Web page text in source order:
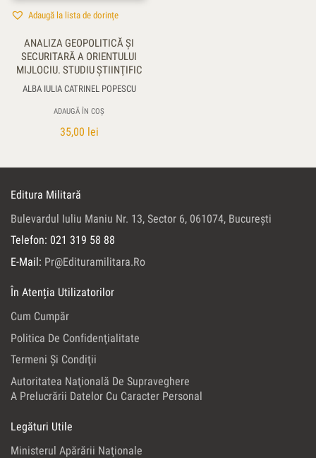
Adaugă la lista de dorințe
ANALIZA GEOPOLITICĂ ŞI
SECURITARĂ A ORIENTULUI
MIJLOCIU. STUDIU ŞTIINŢIFIC
ALBA IULIA CATRINEL POPESCU
ADAUGĂ ÎN COȘ
35,00 lei
Editura Militară
Bulevardul Iuliu Maniu Nr. 13, Sector 6, 061074, Bucureşti
Telefon: 021 319 58 88
E-Mail: Pr@edituramilitara.ro
În Atenția Utilizatorilor
Cum Cumpăr
Politica De Confidenţialitate
Termeni Şi Condiţii
Autoritatea Naţională De Supraveghere
A Prelucrării Datelor Cu Caracter Personal
Legături Utile
Ministerul Apărării Naţionale